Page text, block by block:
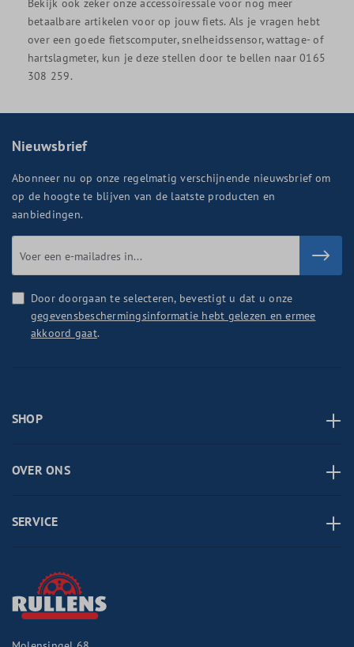
betaalbare artikelen voor op jouw fiets. Als je vragen hebt
over een goede fietscomputer, snelheidssensor, wattage- of
hartslagmeter, kun je deze stellen door te bellen naar 0165
308 259.
Nieuwsbrief
Abonneer nu op onze regelmatig verschijnende nieuwsbrief om
op de hoogte te blijven van de laatste producten en
aanbiedingen.
Door doorgaan te selecteren, bevestigt u dat u onze
gegevensbeschermingsinformatie hebt gelezen en ermee
akkoord gaat.
SHOP
OVER ONS
SERVICE